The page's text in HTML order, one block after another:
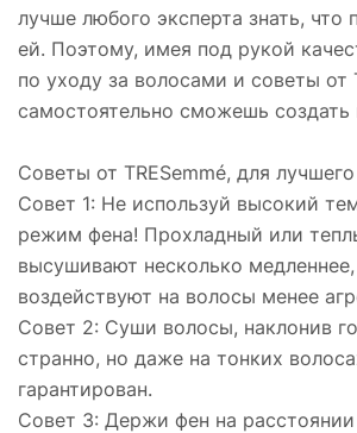
лучше любого эксперта знать, что
ей. Поэтому, имея под рукой
по уходу за волосами и советы от
самостоятельно сможешь создать
Советы от TRESemmé, для
Совет 1: Не используй высокий
режим фена! Прохладный или
высушивают несколько
воздействуют на волосы менее
Совет 2: Суши волосы, наклонив
странно, но даже на тонких
гарантирован.
Совет 3: Держи фен на